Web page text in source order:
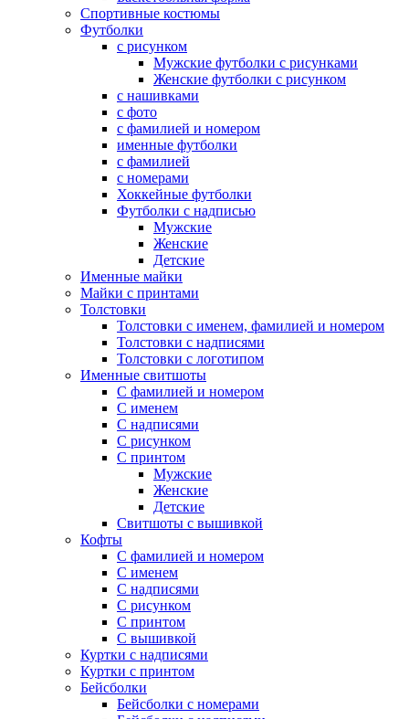
Спортивные костюмы
Футболки
с рисунком
Мужские футболки с рисунками
Женские футболки с рисунком
с нашивками
с фото
с фамилией и номером
именные футболки
с фамилией
с номерами
Хоккейные футболки
Футболки с надписью
Мужские
Женские
Детские
Именные майки
Майки с принтами
Толстовки
Толстовки с именем, фамилией и номером
Толстовки с надписями
Толстовки с логотипом
Именные свитшоты
С фамилией и номером
С именем
С надписями
С рисунком
С принтом
Мужские
Женские
Детские
Свитшоты с вышивкой
Кофты
С фамилией и номером
С именем
С надписями
С рисунком
С принтом
С вышивкой
Куртки с надписями
Куртки с принтом
Бейсболки
Бейсболки с номерами